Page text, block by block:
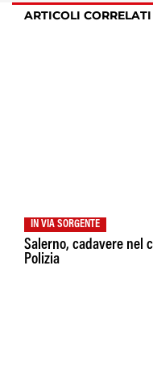
ARTICOLI CORRELATI
IN VIA SORGENTE
Salerno, cadavere nel
Polizia